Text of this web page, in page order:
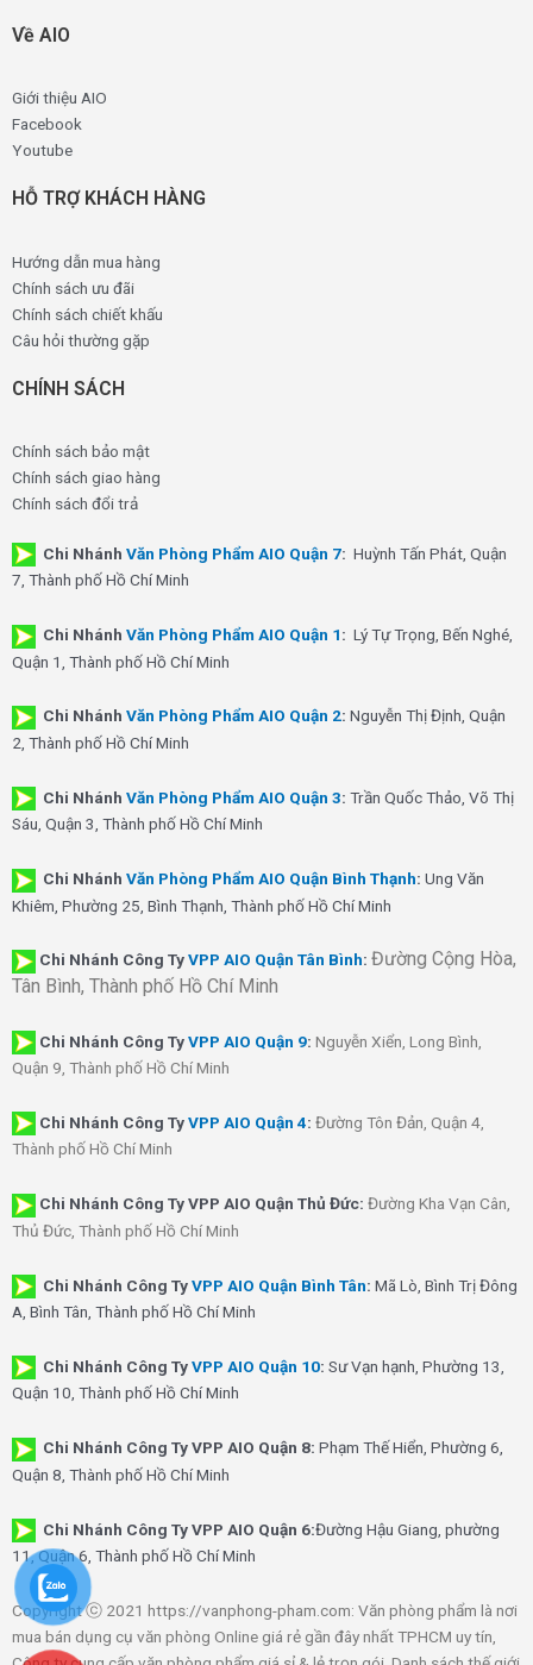
Về AIO
Giới thiệu AIO
Facebook
Youtube
HỖ TRỢ KHÁCH HÀNG
Hướng dẫn mua hàng
Chính sách ưu đãi
Chính sách chiết khấu
Câu hỏi thường gặp
CHÍNH SÁCH
Chính sách bảo mật
Chính sách giao hàng
Chính sách đổi trả
Chi Nhánh Văn Phòng Phẩm AIO Quận 7: Huỳnh Tấn Phát, Quận
7, Thành phố Hồ Chí Minh
Chi Nhánh Văn Phòng Phẩm AIO Quận 1: Lý Tự Trọng, Bến Nghé,
Quận 1, Thành phố Hồ Chí Minh
Chi Nhánh Văn Phòng Phẩm AIO Quận 2: Nguyễn Thị Định, Quận
2, Thành phố Hồ Chí Minh
Chi Nhánh Văn Phòng Phẩm AIO Quận 3: Trần Quốc Thảo, Võ Thị
Sáu, Quận 3, Thành phố Hồ Chí Minh
Chi Nhánh Văn Phòng Phẩm AIO Quận Bình Thạnh: Ung Văn
Khiêm, Phường 25, Bình Thạnh, Thành phố Hồ Chí Minh
Chi Nhánh Công TyVPP AIO Quận Tân Bình: Đường Cộng Hòa,
Tân Bình, Thành phố Hồ Chí Minh
Chi Nhánh Công TyVPP AIO Quận 9: Nguyễn Xiển, Long Bình,
Quận 9, Thành phố Hồ Chí Minh
Chi Nhánh Công TyVPP AIO Quận 4: Đường Tôn Đản, Quận 4,
Thành phố Hồ Chí Minh
Chi Nhánh Công Ty VPP AIO Quận Thủ Đức: Đường Kha Vạn Cân,
Thủ Đức, Thành phố Hồ Chí Minh
Chi Nhánh Công TyVPP AIO Quận Bình Tân: Mã Lò, Bình Trị Đông
A, Bình Tân, Thành phố Hồ Chí Minh
Chi Nhánh Công TyVPP AIO Quận 10: Sư Vạn hạnh, Phường 13,
Quận 10, Thành phố Hồ Chí Minh
Chi Nhánh Công Ty VPP AIO Quận 8: Phạm Thế Hiển, Phường 6,
Quận 8, Thành phố Hồ Chí Minh
Chi Nhánh Công Ty VPP AIO Quận 6:Đường Hậu Giang, phường
11, Quận 6, Thành phố Hồ Chí Minh
Copyright ⓒ 2021 https://vanphong-pham.com: Văn phòng phẩm là nơi
mua bán dụng cụ văn phòng Online giá rẻ gần đây nhất TPHCM uy tín,